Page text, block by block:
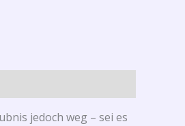
jedoch weg – sei es